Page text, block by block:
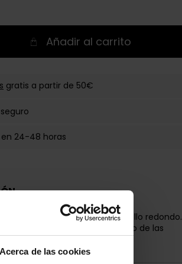
de las cookies
Añadir al carrito
gratis a partir de 50€
en 24-48 horas
5% Elastano. Corte clásico. Cuello redondo.
de logo HUGO a lo largo de las